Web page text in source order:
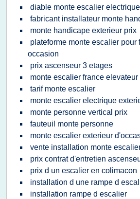
diable monte escalier
fabricant installateur monte
monte handicape exterieur prix
plateforme monte escalier pour
occasion
prix ascenseur 3 etages
monte escalier france elevateur
tarif monte escalier
monte escalier electrique
monte personne vertical prix
fauteuil monte personne
monte escalier exterieur
vente installation monte
prix contrat d'entretien
prix d un escalier en colimacon
installation d une rampe d
installation rampe d escalier